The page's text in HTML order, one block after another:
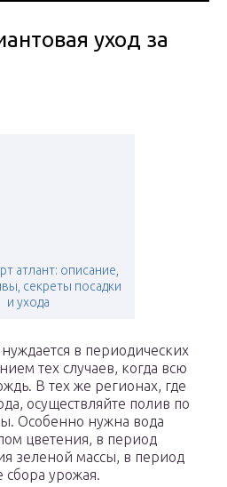
уход за
атлант: описание,
секреты посадки
и ухода
в периодических
тех случаев, когда всю
В тех же регионах, где
осуществляйте полив по
Особенно нужна вода
цветения, в период
зеленой массы, в период
урожая.